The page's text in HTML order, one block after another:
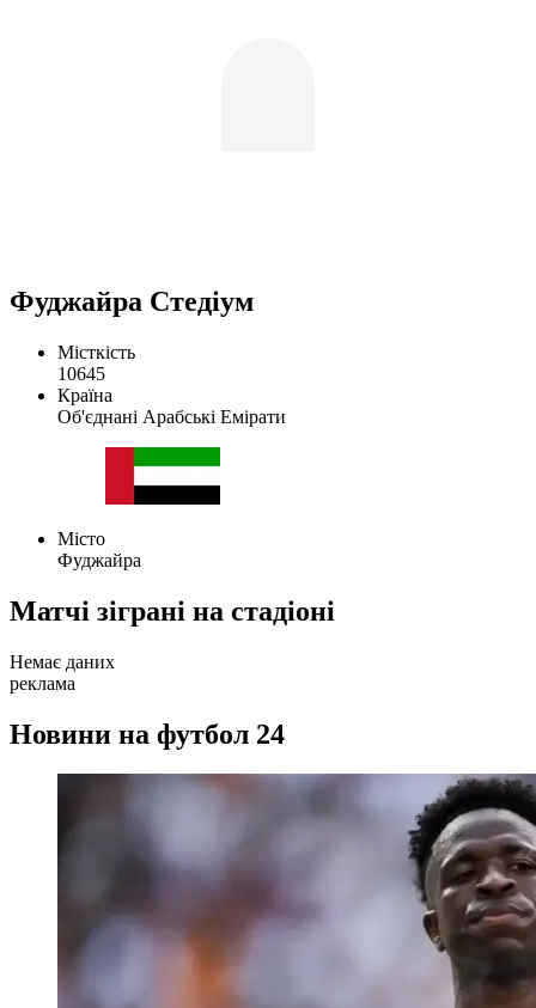
Фуджайра Стедіум
Місткість
10645
Країна
Об'єднані Арабські Емірати
Місто
Фуджайра
Матчі зіграні на стадіоні
Немає даних
реклама
Новини на футбол 24